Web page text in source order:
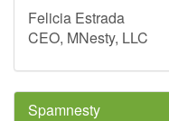
Felicia Estrada
CEO, MNesty, LLC
Spamnesty